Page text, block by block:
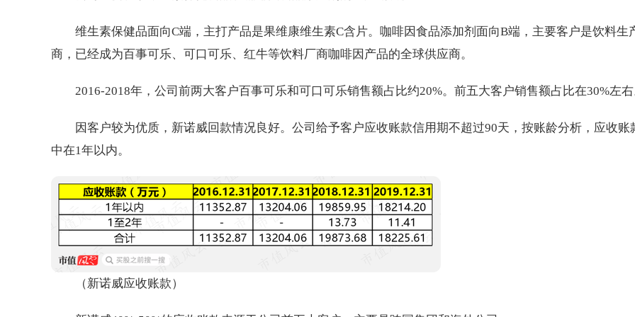
维生素保健品面向C端，主打产品是果维康维生素C含片。咖啡因食品添加剂面向B端，主要客户是饮料生
商，已经成为百事可乐、可口可乐、红牛等饮料厂商咖啡因产品的全球供应商。
2016-2018年，公司前两大客户百事可乐和可口可乐销售额占比约20%。前五大客户销售额占比在30%左右
因客户较为优质，新诺威回款情况良好。公司给予客户应收账款信用期不超过90天，按账龄分析，应收账
中在1年以内。
（新诺威应收账款）